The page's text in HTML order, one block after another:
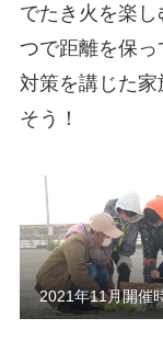
でたき火を楽
つで距離を保
対策を講じた
そう！
2021年11月開催